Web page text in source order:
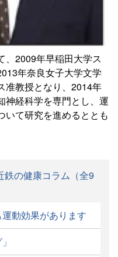
系スポーツ健康科学領
、2009年早稲田大学ス
年奈良女子大学文学
准教授となり、2014年
神経科学を専門とし、運
いて研究を進めるととも
鉄の健康コラム（全9
動効果があります